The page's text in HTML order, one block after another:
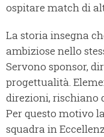
ospitare match di
La storia insegna
ambiziose nello
Servono sponsor,
progettualità.
direzioni, rischiano
Per questo motivo
squadra in